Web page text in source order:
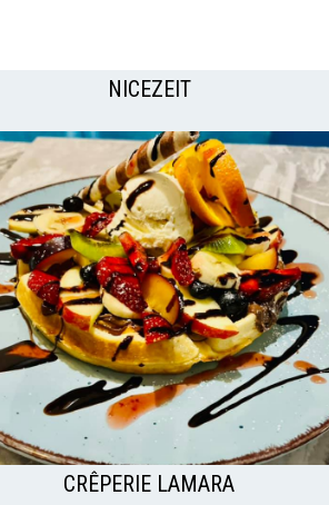
NICEZEIT
CRÊPERIE LAMARA